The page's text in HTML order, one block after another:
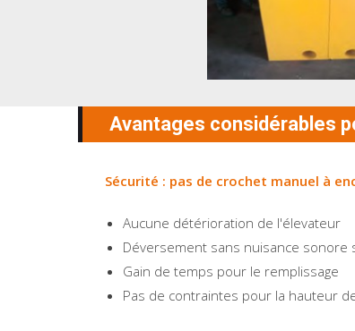
Avantages considérables
Sécurité : pas de crochet manuel à
Aucune détérioration de l'élevateur
Déversement sans nuisance sonore
Gain de temps pour le remplissage
Pas de contraintes pour la hauteur